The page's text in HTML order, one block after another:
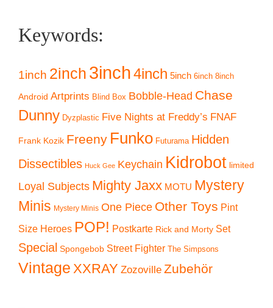
Keywords:
1inch 2inch 3inch4inch 5inch 6inch 8inch
Android Artprints Blind Box Bobble-Head Chase
Dunny Dyzplastic Five Nights at Freddy’s FNAF
Frank Kozik Freeny Funko Futurama Hidden
Dissectibles Huck Gee Keychain Kidrobot limited
Loyal Subjects Mighty Jaxx MOTU Mystery
Minis Mystery Minis One Piece Other Toys Pint
Size Heroes POP! Postkarte Rick and Morty Set
Special Spongebob Street Fighter The Simpsons
Vintage XXRAY Zozoville Zubehör